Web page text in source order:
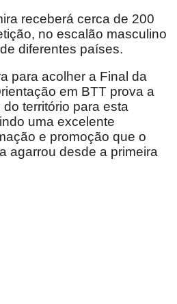
receberá cerca de 200
no escalão masculino
diferentes países.
para acolher a Final da
em BTT prova a
território para esta
uma excelente
e promoção que o
agarrou desde a primeira